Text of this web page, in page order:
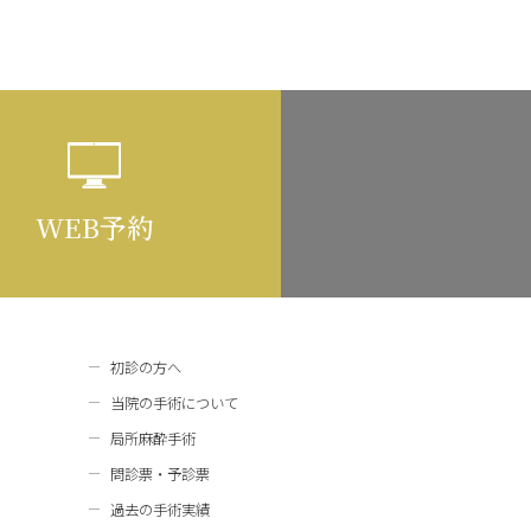
WEB予約
初診の方へ
当院の手術について
局所麻酔手術
問診票・予診票
過去の手術実績